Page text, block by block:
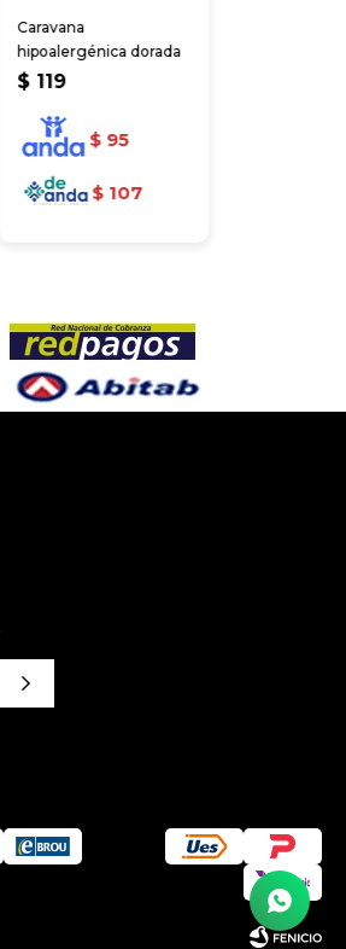
Caravana
hipoalergénica dorada
$ 119
$ 95
$ 107